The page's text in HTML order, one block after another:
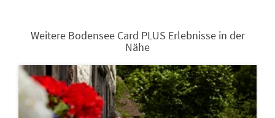
Weitere Bodensee Card PLUS Erlebnisse in der
Nähe